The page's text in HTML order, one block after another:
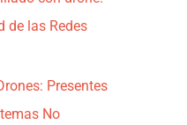
de las Redes
Presentes
No